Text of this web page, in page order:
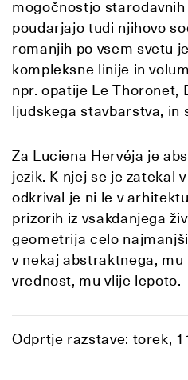
mogočnostjo
poudarjajo tudi njihovo
romanjih po vsem svetu
kompleksne linije in
npr. opatije Le Thoronet,
ljudskega stavbarstva, in
Za Luciena Hervéja je
jezik. K njej se je zatekal
odkrival je ni le v
prizorih iz vsakdanjega
geometrija celo
v nekaj abstraktnega, mu
vrednost, mu vlije lepoto.
Odprtje razstave: torek,